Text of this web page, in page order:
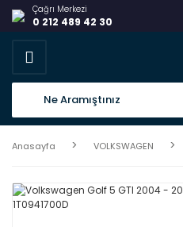
Çağrı Merkezi
0 212 489 42 30
Anasayfa VOLKSWAGEN